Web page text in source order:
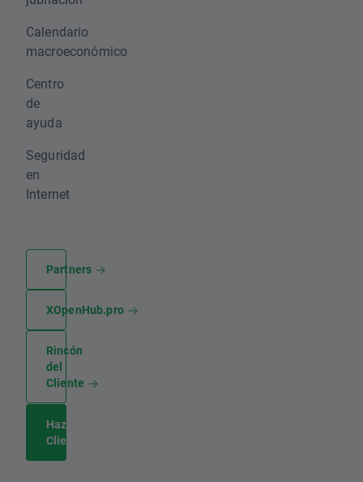
Calendario
macroeconómico
Centro
de
ayuda
Seguridad
en
Internet
Partners
XOpenHub.pro
Rincón
del
Cliente
Hazte
Cliente